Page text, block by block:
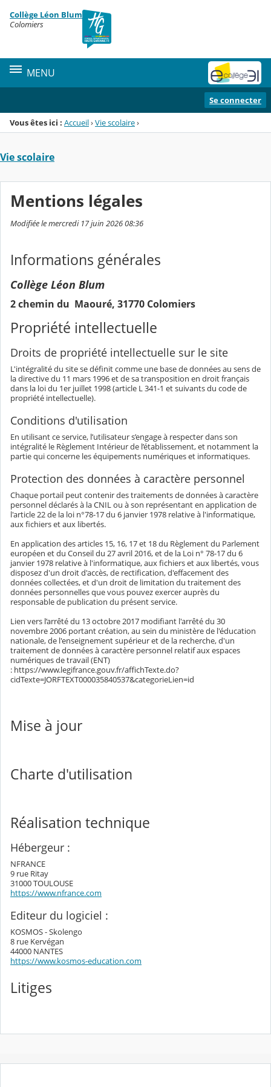
Menu de la rubrique
Contenu
Collège Léon Blum
Colomiers
MENU
Se connecter
Vous êtes ici : Accueil›Vie scolaire›
Vie scolaire
Mentions légales
Modifiée le mercredi 17 juin 2026 08:36
Informations générales
Collège Léon Blum
2 chemin du Maouré, 31770 Colomiers
Propriété intellectuelle
Droits de propriété intellectuelle sur le site
L'intégralité du site se définit comme une base de données au sens de
la directive du 11 mars 1996 et de sa transposition en droit français
dans la loi du 1er juillet 1998 (article L 341-1 et suivants du code de
propriété intellectuelle).
Conditions d'utilisation
En utilisant ce service, l’utilisateur s’engage à respecter dans son
intégralité le Règlement Intérieur de l’établissement, et notamment la
partie qui concerne les équipements numériques et informatiques.
Protection des données à caractère personnel
Chaque portail peut contenir des traitements de données à caractère
personnel déclarés à la CNIL ou à son représentant en application de
l'article 22 de la loi n°78-17 du 6 janvier 1978 relative à l'informatique,
aux fichiers et aux libertés.
En application des articles 15, 16, 17 et 18 du Règlement du Parlement
européen et du Conseil du 27 avril 2016, et de la Loi n° 78-17 du 6
janvier 1978 relative à l'informatique, aux fichiers et aux libertés, vous
disposez d'un droit d'accès, de rectification, d'effacement des
données collectées, et d'un droit de limitation du traitement des
données personnelles que vous pouvez exercer auprès du
responsable de publication du présent service.
Lien vers l’arrêté du 13 octobre 2017 modifiant l'arrêté du 30
novembre 2006 portant création, au sein du ministère de l'éducation
nationale, de l'enseignement supérieur et de la recherche, d'un
traitement de données à caractère personnel relatif aux espaces
numériques de travail (ENT)
: https://www.legifrance.gouv.fr/affichTexte.do?
cidTexte=JORFTEXT000035840537&categorieLien=id
Mise à jour
Charte d'utilisation
Réalisation technique
Hébergeur :
NFRANCE
9 rue Ritay
31000 TOULOUSE
https://www.nfrance.com
Editeur du logiciel :
KOSMOS - Skolengo
8 rue Kervégan
44000 NANTES
https://www.kosmos-education.com
Litiges